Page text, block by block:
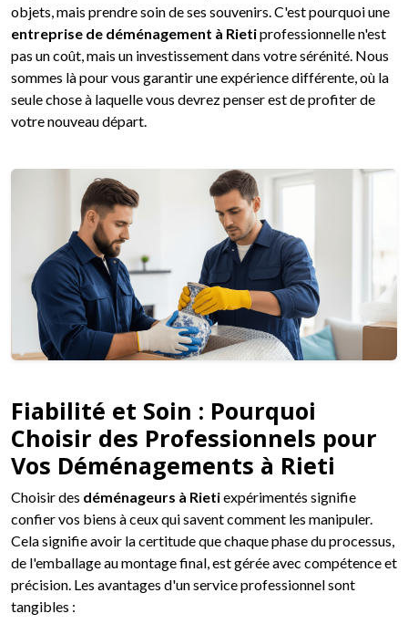
objets, mais prendre soin de ses souvenirs. C'est pourquoi une
entreprise de déménagement à Rietiprofessionnelle n'est
pas un coût, mais un investissement dans votre sérénité. Nous
sommes là pour vous garantir une expérience différente, où la
seule chose à laquelle vous devrez penser est de profiter de
votre nouveau départ.
Fiabilité et Soin : Pourquoi
Choisir des Professionnels pour
Vos Déménagements à Rieti
Choisir des déménageurs à Rietiexpérimentés signifie
confier vos biens à ceux qui savent comment les manipuler.
Cela signifie avoir la certitude que chaque phase du processus,
de l'emballage au montage final, est gérée avec compétence et
précision. Les avantages d'un service professionnel sont
tangibles :